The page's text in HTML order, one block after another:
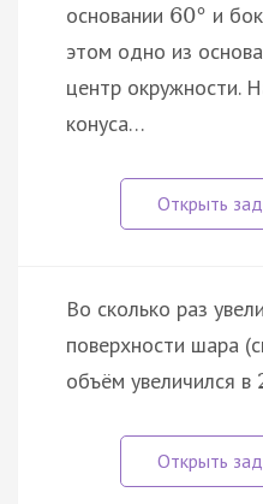
основании 60° и
этом одно из
центр окружности.
конуса…
Во сколько раз
поверхности шара
объём увеличился в